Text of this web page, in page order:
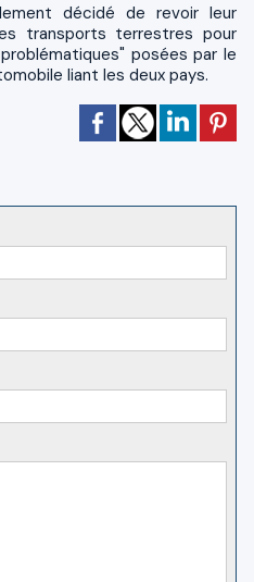
décidé de revoir leur
transports terrestres pour
posées par le
liant les deux pays.